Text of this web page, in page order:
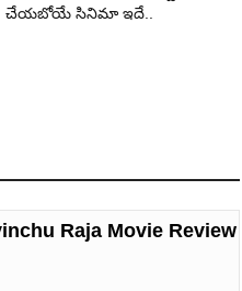
చేయబోయే సినిమా ఇదే..
Raja Movie Review